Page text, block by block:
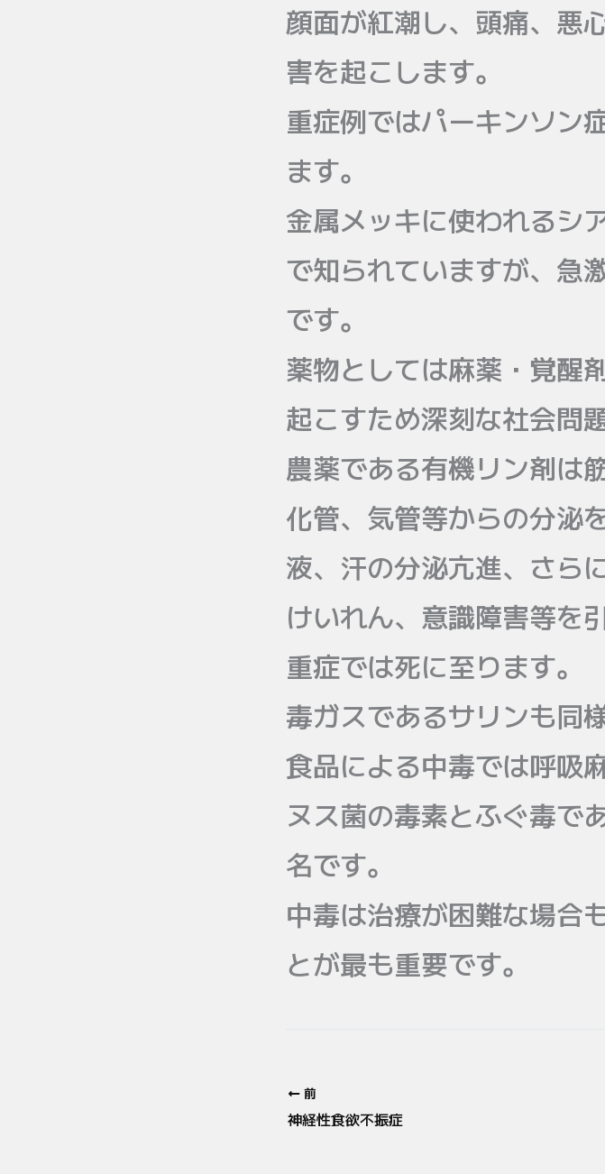
顔面が紅潮し、頭痛、悪
害を起こします。
重症例ではパーキンソン
ます。
金属メッキに使われるシ
で知られていますが、急
です。
薬物としては麻薬・覚醒
起こすため深刻な社会問
農薬である有機リン剤は
化管、気管等からの分泌
液、汗の分泌亢進、さら
けいれん、意識障害等を
重症では死に至ります。
毒ガスであるサリンも同
食品による中毒では呼吸
ヌス菌の毒素とふぐ毒で
名です。
中毒は治療が困難な場合
とが最も重要です。
前
神経性食欲不振症